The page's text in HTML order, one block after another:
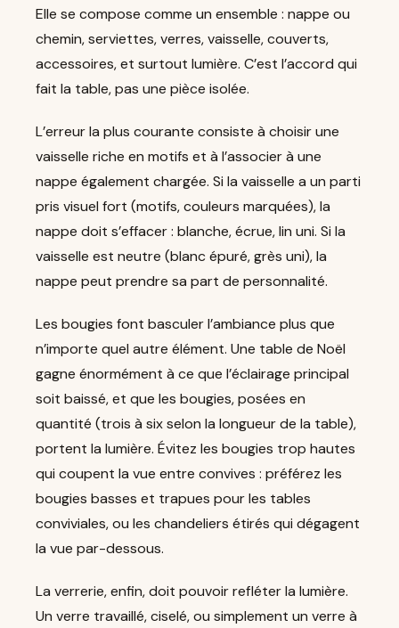
Elle se compose comme un ensemble : nappe ou
chemin, serviettes, verres, vaisselle, couverts,
accessoires, et surtout lumière. C’est l’accord qui
fait la table, pas une pièce isolée.
L’erreur la plus courante consiste à choisir une
vaisselle riche en motifs et à l’associer à une
nappe également chargée. Si la vaisselle a un parti
pris visuel fort (motifs, couleurs marquées), la
nappe doit s’effacer : blanche, écrue, lin uni. Si la
vaisselle est neutre (blanc épuré, grès uni), la
nappe peut prendre sa part de personnalité.
Les bougies font basculer l’ambiance plus que
n’importe quel autre élément. Une table de Noël
gagne énormément à ce que l’éclairage principal
soit baissé, et que les bougies, posées en
quantité (trois à six selon la longueur de la table),
portent la lumière. Évitez les bougies trop hautes
qui coupent la vue entre convives : préférez les
bougies basses et trapues pour les tables
conviviales, ou les chandeliers étirés qui dégagent
la vue par-dessous.
La verrerie, enfin, doit pouvoir refléter la lumière.
Un verre travaillé, ciselé, ou simplement un verre à